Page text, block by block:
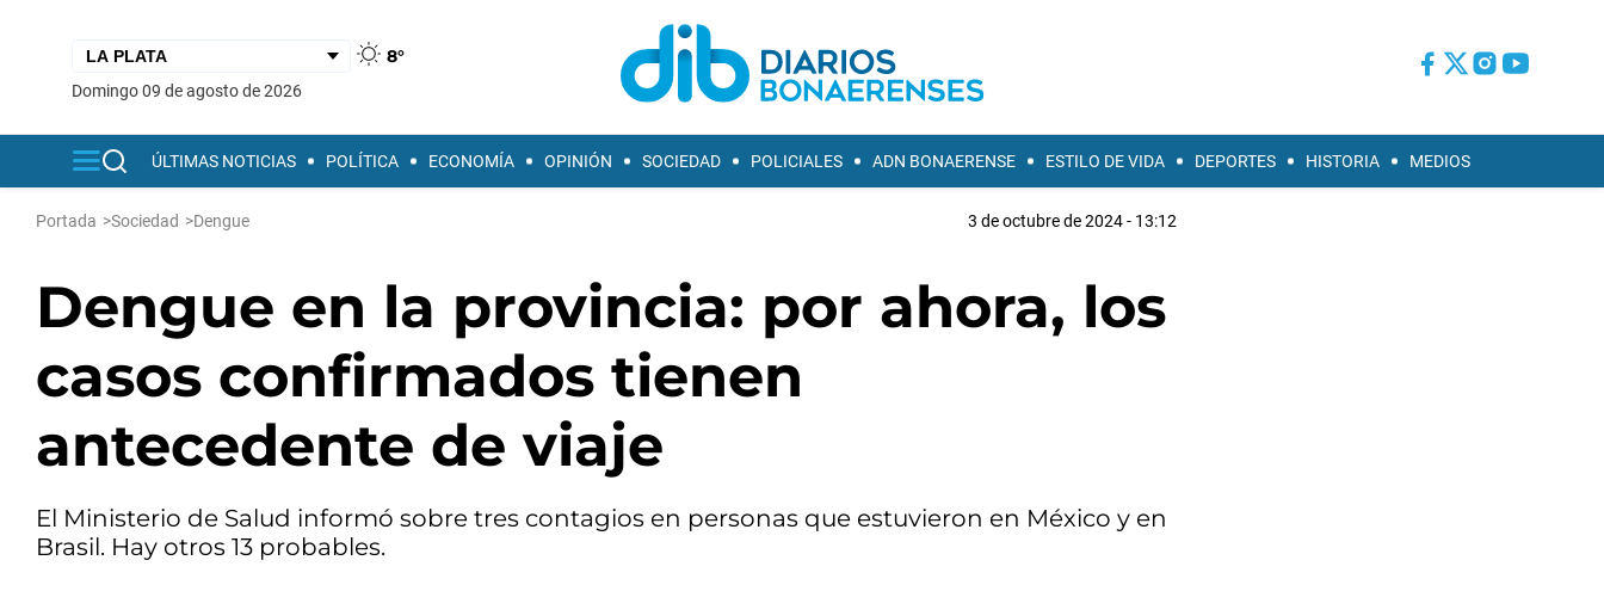
8°
domingo 09 de agosto de 2026
ÚLTIMAS NOTICIAS POLÍTICA ECONOMÍA OPINIÓN SOCIEDAD POLICIALES ADN BONAERENSE ESTILO DE VIDA DEPORTES HISTORIA MEDIOS
Portada >Sociedad >Dengue 3 de octubre de 2024 - 13:12
Dengue en la provincia: por ahora, los
casos confirmados tienen
antecedente de viaje
El Ministerio de Salud informó sobre tres contagios en personas que estuvieron en México y en
Brasil. Hay otros 13 probables.